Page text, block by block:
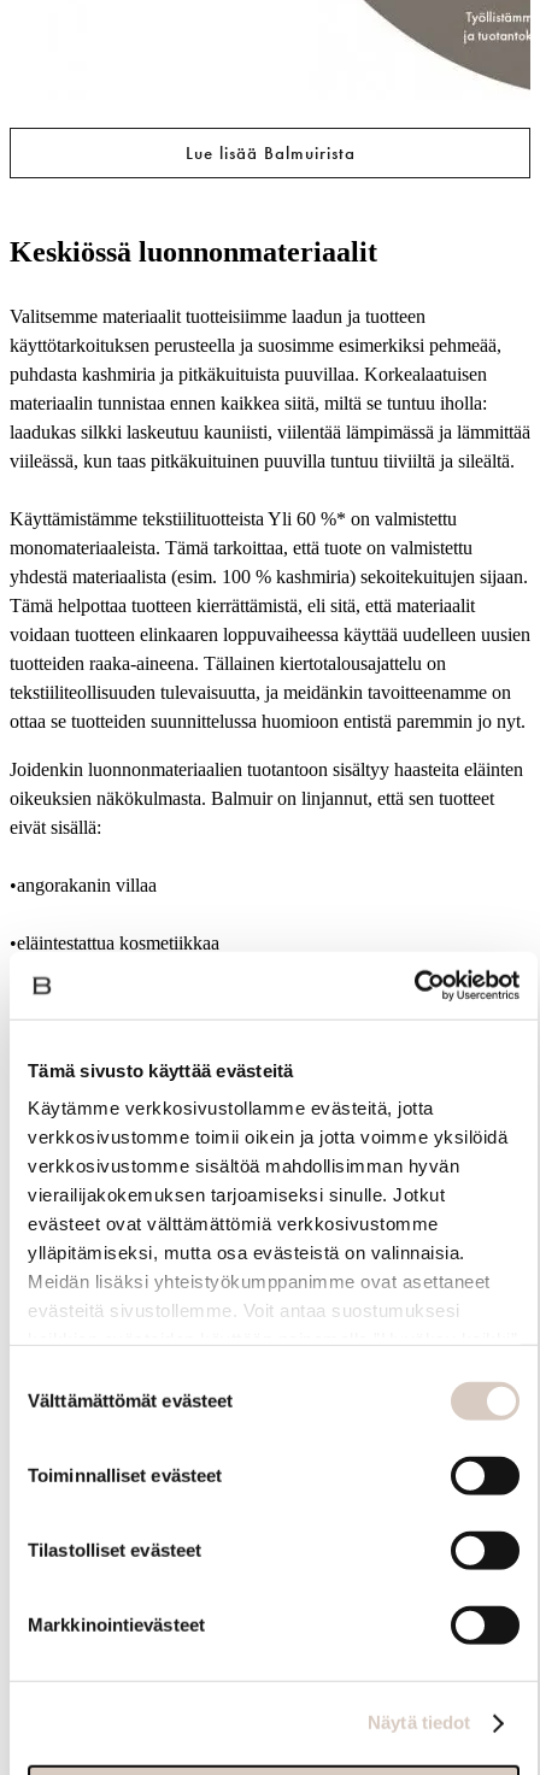
Tämä sivusto käyttää evästeitä
Käytämme verkkosivustollamme evästeitä, jotta
verkkosivustomme toimii oikein ja jotta voimme yksilöidä
verkkosivustomme sisältöä mahdollisimman hyvän
vierailijakokemuksen tarjoamiseksi sinulle. Jotkut
evästeet ovat välttämättömiä verkkosivustomme
ylläpitämiseksi, mutta osa evästeistä on valinnaisia.
Meidän lisäksi yhteistyökumppanimme ovat asettaneet
evästeitä sivustollemme. Voit antaa suostumuksesi
myöhemmin ”Evästeasetukset” -linkin kautta.
valinta
Välttämättömät evästeet
Toiminnalliset evästeet
Tilastolliset evästeet
Markkinointievästeet
Näytä tiedot
Lue lisää Balmuirista
Keskiössä luonnonmateriaalit
Valitsemme materiaalit tuotteisiimme laadun ja tuotteen
käyttötarkoituksen perusteella ja suosimme esimerkiksi pehmeää,
puhdasta kashmiria ja pitkäkuituista puuvillaa. Korkealaatuisen
materiaalin tunnistaa ennen kaikkea siitä, miltä se tuntuu iholla:
laadukas silkki laskeutuu kauniisti, viilentää lämpimässä ja lämmittää
viileässä, kun taas pitkäkuituinen puuvilla tuntuu tiiviiltä ja sileältä.
Käyttämistämme tekstiilituotteista Yli 60 %* on valmistettu
monomateriaaleista. Tämä tarkoittaa, että tuote on valmistettu
yhdestä materiaalista (esim. 100 % kashmiria) sekoitekuitujen sijaan.
Tämä helpottaa tuotteen kierrättämistä, eli sitä, että materiaalit
voidaan tuotteen elinkaaren loppuvaiheessa käyttää uudelleen uusien
tuotteiden raaka-aineena. Tällainen kiertotalousajattelu on
tekstiiliteollisuuden tulevaisuutta, ja meidänkin tavoitteenamme on
ottaa se tuotteiden suunnittelussa huomioon entistä paremmin jo nyt.
Joidenkin luonnonmateriaalien tuotantoon sisältyy haasteita eläinten
oikeuksien näkökulmasta. Balmuir on linjannut, että sen tuotteet
eivät sisällä:
•angorakanin villaa
•eläintestattua kosmetiikkaa
•uhanalaisia eksoottisia nahkoja